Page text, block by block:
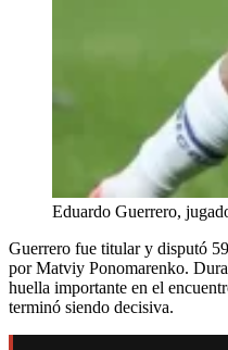
Eduardo Guerrero,
Guerrero fue titular y disputó
por Matviy Ponomarenko.
huella importante en el
terminó siendo decisiva.